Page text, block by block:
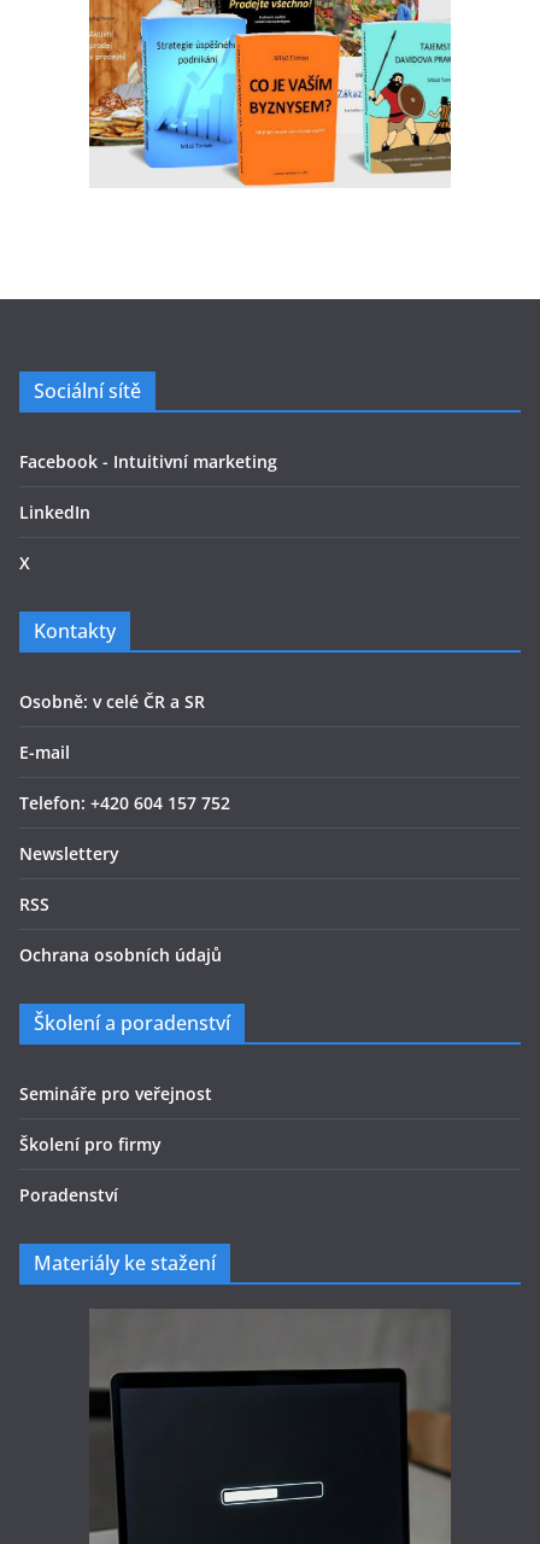
Sociální sítě
Facebook - Intuitivní marketing
LinkedIn
X
Kontakty
Osobně: v celé ČR a SR
E-mail
Telefon: +420 604 157 752
Newslettery
RSS
Ochrana osobních údajů
Školení a poradenství
Semináře pro veřejnost
Školení pro firmy
Poradenství
Materiály ke stažení